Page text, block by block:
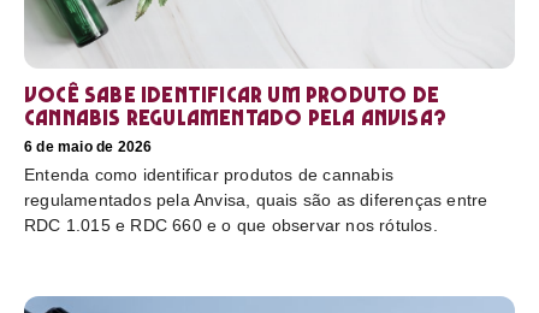
Você sabe identificar um produto de
cannabis regulamentado pela Anvisa?
6 de maio de 2026
Entenda como identificar produtos de cannabis
regulamentados pela Anvisa, quais são as diferenças entre
RDC 1.015 e RDC 660 e o que observar nos rótulos.